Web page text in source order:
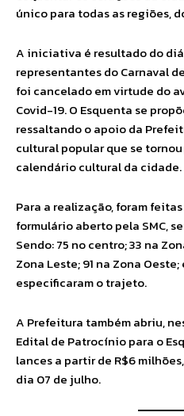
único para todas as regiões,
A iniciativa é resultado do
representantes do Carnaval
foi cancelado em virtude do
Covid-19. O Esquenta se
ressaltando o apoio da
cultural popular que se
calendário cultural da cidade.
Para a realização, foram
formulário aberto pela SMC,
Sendo: 75 no centro; 33 na
Zona Leste; 91 na Zona Oeste;
especificaram o trajeto.
A Prefeitura também abriu,
Edital de Patrocínio para o
lances a partir de R$6
dia 07 de julho.